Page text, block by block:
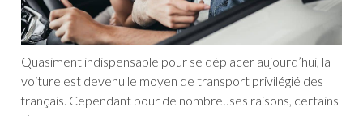
Quasiment indispensable pour se déplacer aujourd’hui, la
voiture est devenu le moyen de transport privilégié des
français. Cependant pour de nombreuses raisons, certains